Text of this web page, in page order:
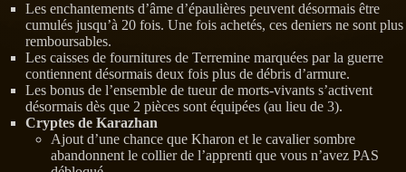
Les enchantements d’âme d’épaulières peuvent désormais être
cumulés jusqu’à 20 fois. Une fois achetés, ces deniers ne sont plus
remboursables.
Les caisses de fournitures de Terremine marquées par la guerre
contiennent désormais deux fois plus de débris d’armure.
Les bonus de l’ensemble de tueur de morts-vivants s’activent
désormais dès que 2 pièces sont équipées (au lieu de 3).
Cryptes de Karazhan
Ajout d’une chance que Kharon et le cavalier sombre
abandonnent le collier de l’apprenti que vous n’avez PAS